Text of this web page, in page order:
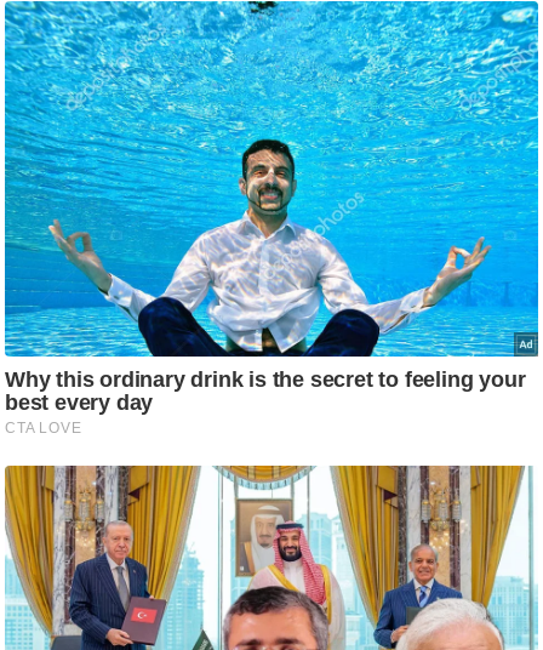
ध
र्म
ज्यो
ति
ष
प्र
भु
म
हि
मा
/
ध
र्म
स्थ
ल
व्र
त
त्यो
हा
र